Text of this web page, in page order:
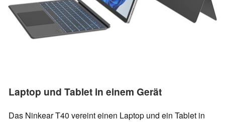
Laptop und Tablet in einem Gerät
Das Ninkear T40 vereint einen Laptop und ein Tablet in